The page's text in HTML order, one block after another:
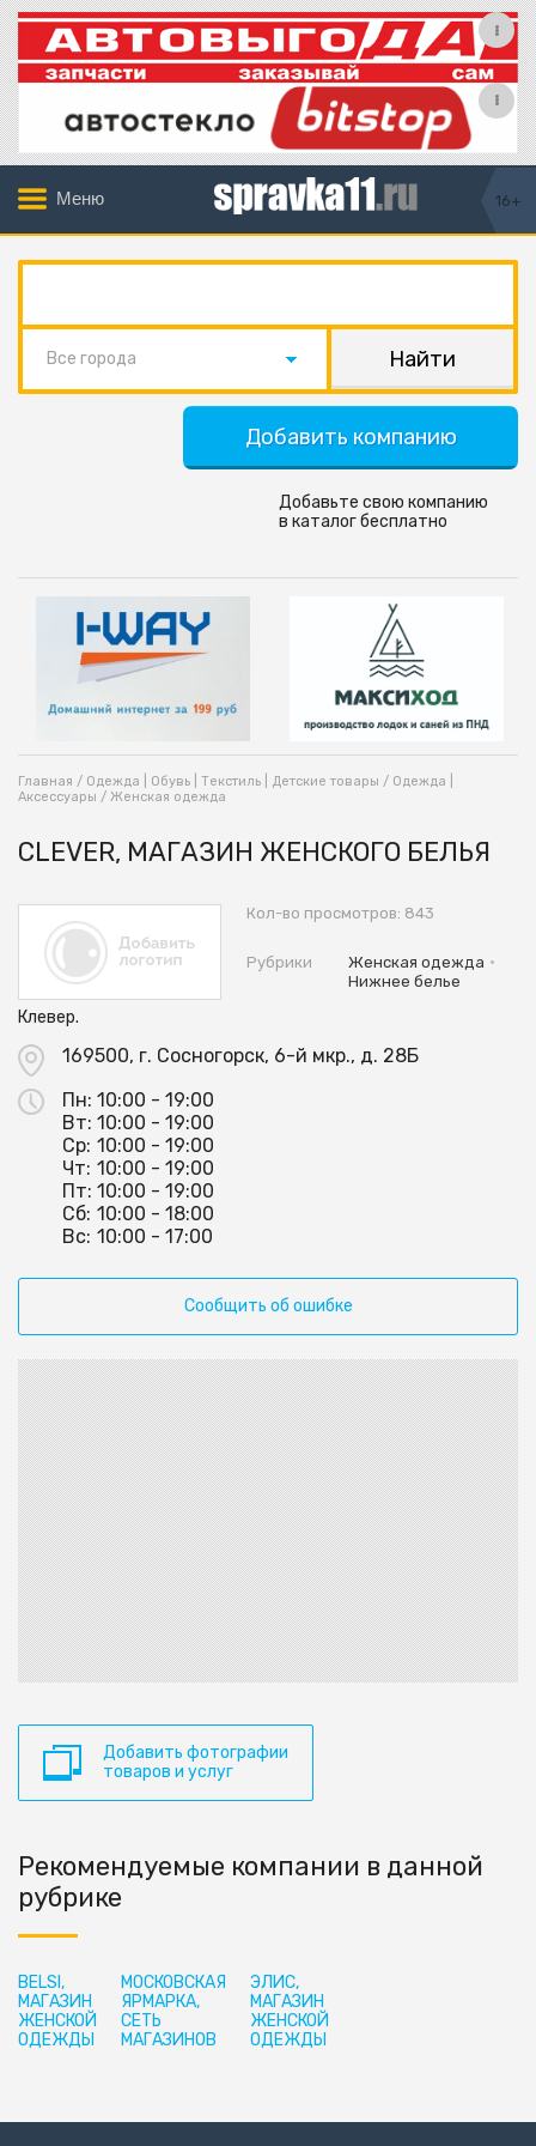
Меню 16+
Все города
Добавить компанию
Добавьте свою компанию
в каталог бесплатно
Главная / Одежда | Обувь | Текстиль | Детские товары / Одежда |
Аксессуары / Женская одежда
CLEVER, МАГАЗИН ЖЕНСКОГО БЕЛЬЯ
Кол-во просмотров: 843
Рубрики Женская одежда •
Нижнее белье
Клевер.
169500, г. Сосногорск, 6-й мкр., д. 28Б
Пн: 10:00 - 19:00
Вт: 10:00 - 19:00
Ср: 10:00 - 19:00
Чт: 10:00 - 19:00
Пт: 10:00 - 19:00
Сб: 10:00 - 18:00
Вс: 10:00 - 17:00
Сообщить об ошибке
Добавить фотографии
товаров и услуг
Рекомендуемые компании в данной
рубрике
BELSI,
МАГАЗИН
ЖЕНСКОЙ
ОДЕЖДЫ
МОСКОВСКАЯ
ЯРМАРКА,
СЕТЬ
МАГАЗИНОВ
ЭЛИС,
МАГАЗИН
ЖЕНСКОЙ
ОДЕЖДЫ